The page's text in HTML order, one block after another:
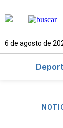
6 de agosto de